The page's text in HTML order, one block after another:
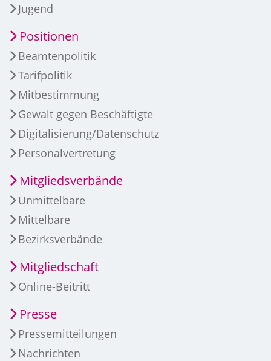
Jugend
Positionen
Beamtenpolitik
Tarifpolitik
Mitbestimmung
Gewalt gegen Beschäftigte
Digitalisierung/Datenschutz
Personalvertretung
Mitgliedsverbände
Unmittelbare
Mittelbare
Bezirksverbände
Mitgliedschaft
Online-Beitritt
Presse
Pressemitteilungen
Nachrichten